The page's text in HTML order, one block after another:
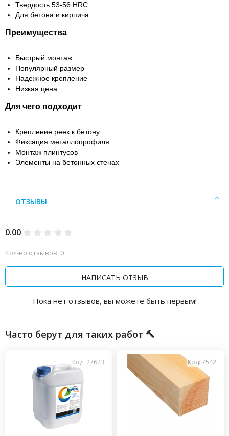
Твердость 53-56 HRC
Для бетона и кирпича
Преимущества
Быстрый монтаж
Популярный размер
Надежное крепление
Низкая цена
Для чего подходит
Крепление реек к бетону
Фиксация металлопрофиля
Монтаж плинтусов
Элементы на бетонных стенах
ОТЗЫВЫ
0.00
Кол-во отзывов: 0
НАПИСАТЬ ОТЗЫВ
Пока нет отзывов, вы можете быть первым!
Часто берут для таких работ 🔨
Код: 27623 Код: 7542